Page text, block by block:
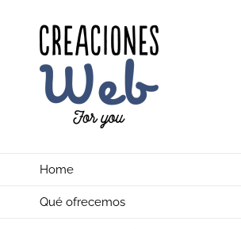
contenido
Home
Qué ofrecemos